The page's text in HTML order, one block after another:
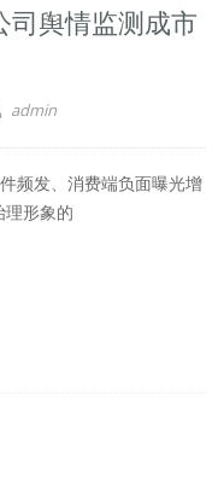
司舆情监测成市
admin
频发、消费端负面曝光增
理形象的